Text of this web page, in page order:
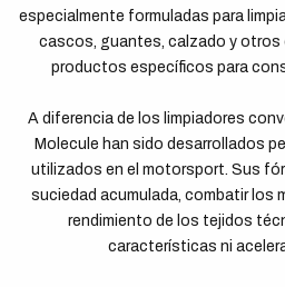
especialmente formuladas para
cascos, guantes, calzado y otros
productos específicos para
A diferencia de los limpiadores
Molecule han sido desarrollados
utilizados en el motorsport. Sus
suciedad acumulada, combatir los
rendimiento de los tejidos
características ni